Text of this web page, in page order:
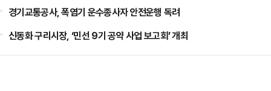
경기교통공사, 폭염기 운수종사자 안전운행 독려
신동화 구리시장, ‘민선 9기 공약 사업 보고회’ 개최